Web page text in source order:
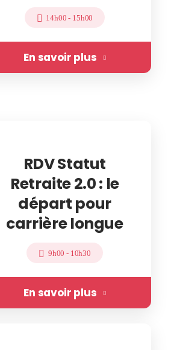
14h00 - 15h00
En savoir plus
RDV Statut
Retraite 2.0 : le
départ pour
carrière longue
9h00 - 10h30
En savoir plus